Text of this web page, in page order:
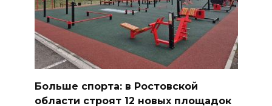
Больше спорта: в Ростовской
области строят 12 новых площадок